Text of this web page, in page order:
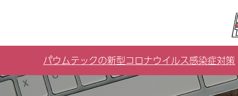
パウムテックの新型コロナウイルス感染症対策